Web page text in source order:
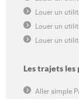
Louer un
Louer un
Louer un
Les trajets les
Aller simple